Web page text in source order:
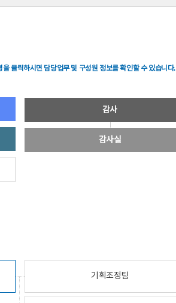
클릭하시면 담당업무 및 구성원 정보를 확인할 수 있습니다.
감사
감사실
기획조정팀